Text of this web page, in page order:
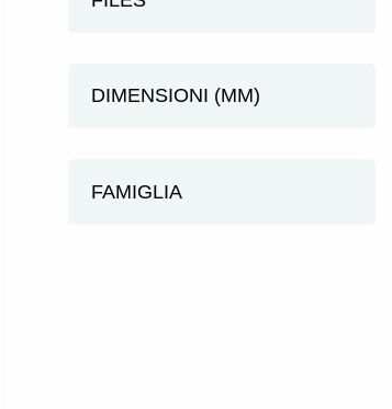
DIMENSIONI (MM)
FAMIGLIA